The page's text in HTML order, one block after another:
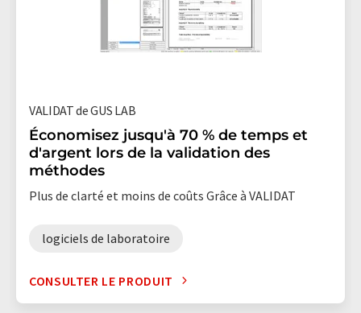
VALIDAT de GUS LAB
Économisez jusqu'à 70 % de temps et
d'argent lors de la validation des
méthodes
Plus de clarté et moins de coûts Grâce à VALIDAT
logiciels de laboratoire
CONSULTER LE PRODUIT